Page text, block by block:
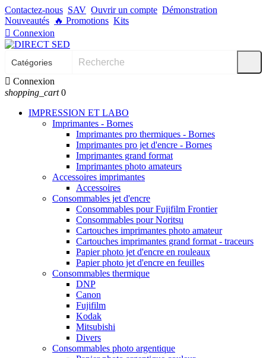
Contactez-nous SAV Ouvrir un compte Démonstration
Nouveautés
🔥 Promotions Kits
 Connexion
 Connexion
shopping_cart 0
IMPRESSION ET LABO
Imprimantes - Bornes
Imprimantes pro thermiques - Bornes
Imprimantes pro jet d'encre - Bornes
Imprimantes grand format
Imprimantes photo amateurs
Accessoires imprimantes
Accessoires
Consommables jet d'encre
Consommables pour Fujifilm Frontier
Consommables pour Noritsu
Cartouches imprimantes photo amateur
Cartouches imprimantes grand format - traceurs
Papier photo jet d'encre en rouleaux
Papier photo jet d'encre en feuilles
Consommables thermique
DNP
Canon
Fujifilm
Kodak
Mitsubishi
Divers
Consommables photo argentique